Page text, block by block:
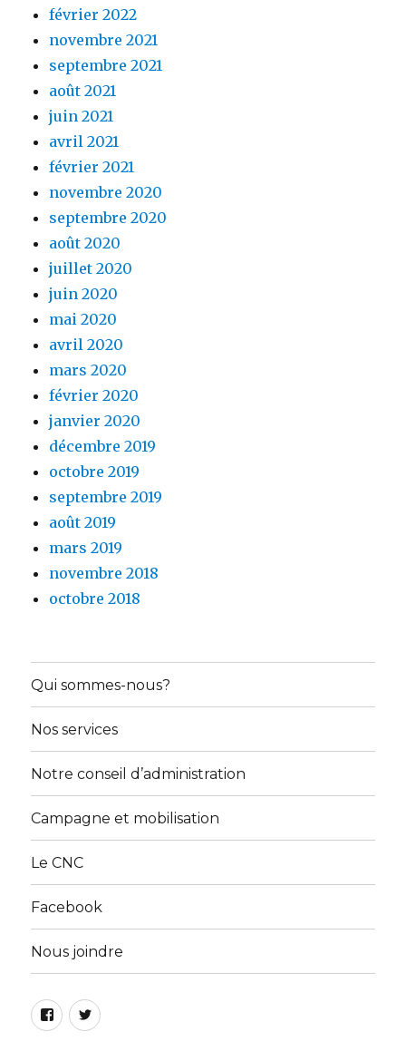
février 2022
novembre 2021
septembre 2021
août 2021
juin 2021
avril 2021
février 2021
novembre 2020
septembre 2020
août 2020
juillet 2020
juin 2020
mai 2020
avril 2020
mars 2020
février 2020
janvier 2020
décembre 2019
octobre 2019
septembre 2019
août 2019
mars 2019
novembre 2018
octobre 2018
Qui sommes-nous?
Nos services
Notre conseil d’administration
Campagne et mobilisation
Le CNC
Facebook
Nous joindre
FacebookTwitter